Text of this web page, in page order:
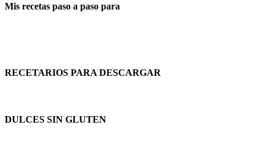
Mis recetas paso a paso para
RECETARIOS PARA DESCARGAR
DULCES SIN GLUTEN